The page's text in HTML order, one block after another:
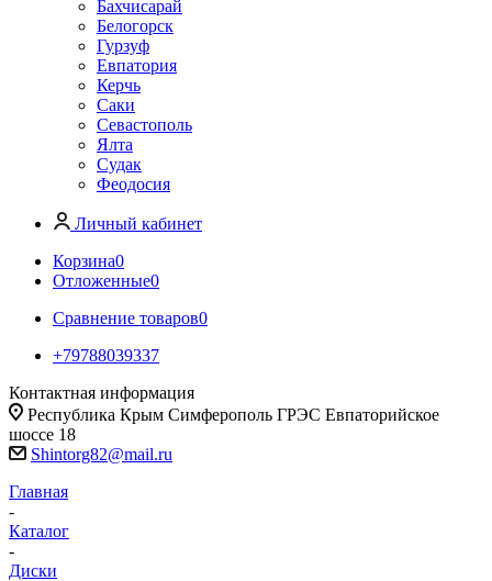
Бахчисарай
Белогорск
Гурзуф
Евпатория
Керчь
Саки
Севастополь
Ялта
Судак
Феодосия
Личный кабинет
Корзина0
Отложенные0
Сравнение товаров0
+79788039337
Контактная информация
Республика Крым Симферополь ГРЭС Евпаторийское
шоссе 18
Shintorg82@mail.ru
Главная
-
Каталог
-
Диски